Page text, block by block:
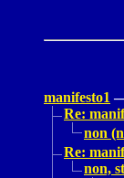
manifesto1
Re:
non
Re:
non,